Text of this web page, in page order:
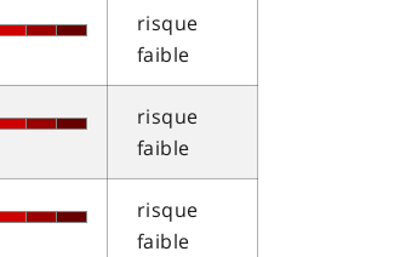
risque
faible
risque
faible
risque
faible